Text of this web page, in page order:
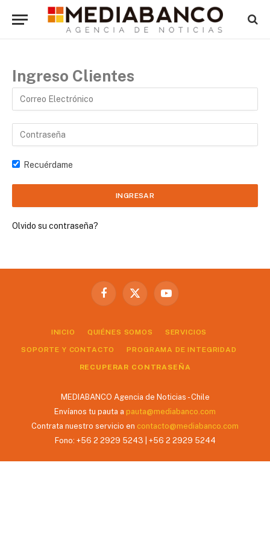
Ingreso Clientes
Recuérdame
Olvido su contraseña?
Facebook
X
YouTube
INICIO QUIÉNES SOMOS SERVICIOS
SOPORTE Y CONTACTO PROGRAMA DE INTEGRIDAD
RECUPERAR CONTRASEÑA
MEDIABANCO Agencia de Noticias - Chile
Envíanos tu pauta a pauta@mediabanco.com
Contrata nuestro servicio en contacto@mediabanco.com
Fono: +56 2 2929 5243 | +56 2 2929 5244